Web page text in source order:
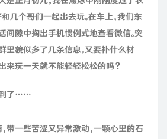
和几个哥们一起出去玩。在车上，我们东
间隙中掏出手机惯例式地查看微信。突
里貌似多了几条信息。又要补什么材
来玩一天就不能轻轻松松的吗？
到了……
带一些苦涩又异常激动，一颗心里的石